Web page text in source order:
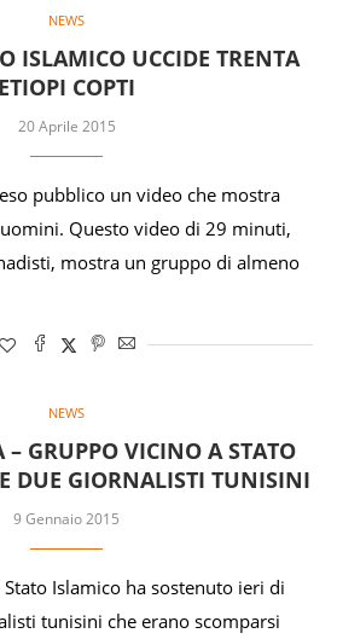
NEWS
ISLAMICO UCCIDE TRENTA
ETIOPI COPTI
20 Aprile 2015
pubblico un video che mostra
uomini. Questo video di 29 minuti,
mostra un gruppo di almeno
NEWS
GRUPPO VICINO A STATO
DUE GIORNALISTI TUNISINI
9 Gennaio 2015
Islamico ha sostenuto ieri di
tunisini che erano scomparsi